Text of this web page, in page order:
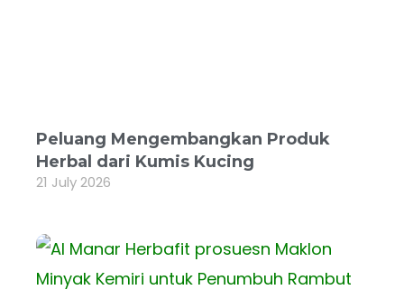
Peluang Mengembangkan Produk
Herbal dari Kumis Kucing
21 July 2026